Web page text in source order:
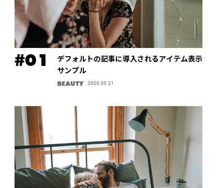
デフォルトの記事に導入されるアイテム表示
サンプル
BEAUTY 2020.05.21